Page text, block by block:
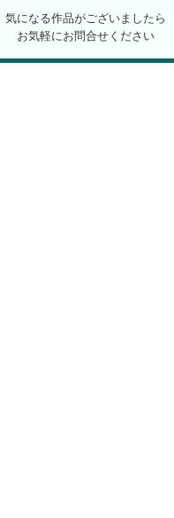
気になる作品がございましたら
お気軽にお問合せください